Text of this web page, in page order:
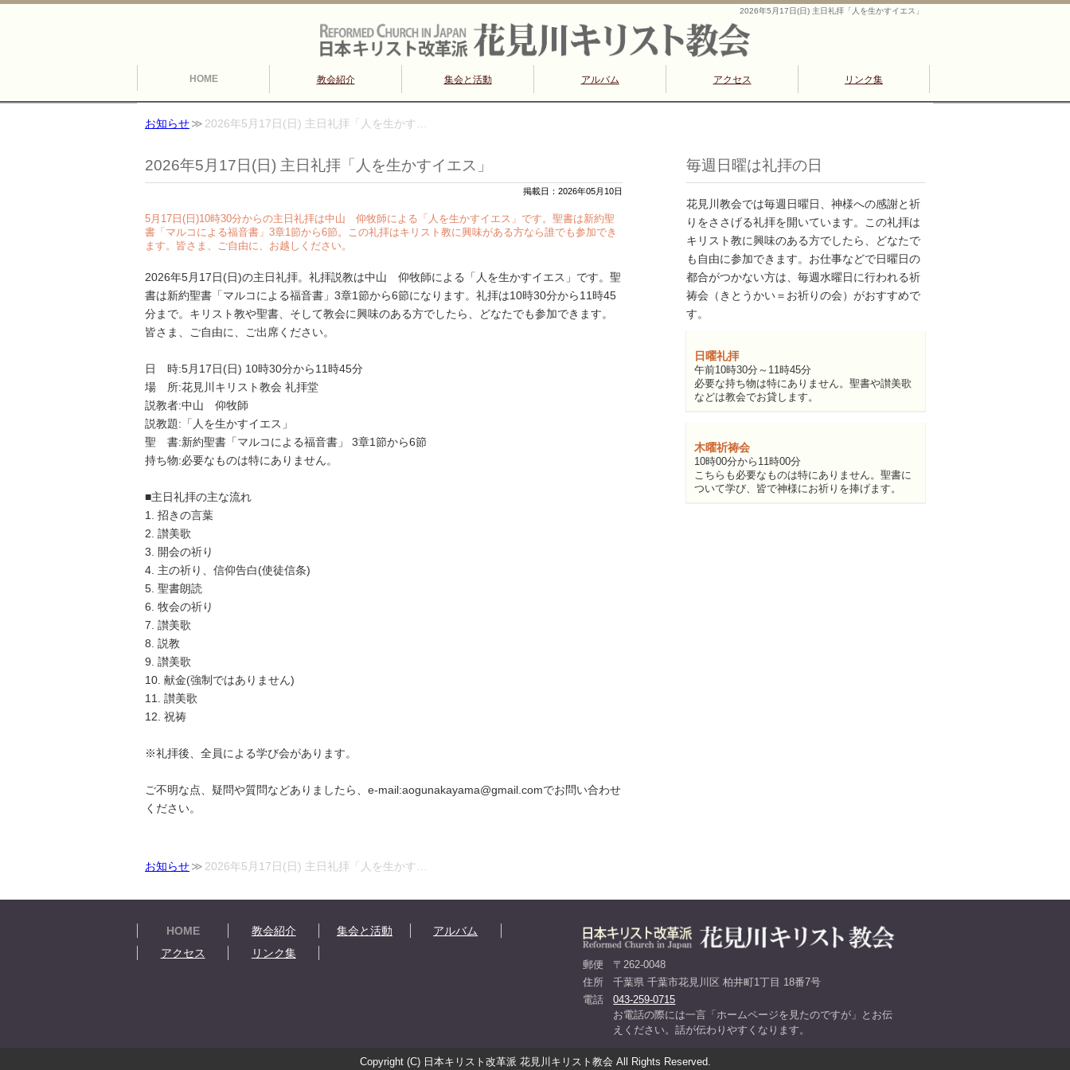
2026年5月17日(日) 主日礼拝「人を生かすイエス」
HOME 教会紹介 集会と活動 アルバム アクセス リンク集
お知らせ 2026年5月17日(日) 主日礼拝「人を生かす…
2026年5月17日(日) 主日礼拝「人を生かすイエス」
掲載日：2026年05月10日
5月17日(日)10時30分からの主日礼拝は中山 仰牧師による「人を生かすイエス」です。聖書は新約聖
書「マルコによる福音書」3章1節から6節。この礼拝はキリスト教に興味がある方なら誰でも参加でき
ます。皆さま、ご自由に、お越しください。
2026年5月17日(日)の主日礼拝。礼拝説教は中山 仰牧師による「人を生かすイエス」です。聖
書は新約聖書「マルコによる福音書」3章1節から6節になります。礼拝は10時30分から11時45
分まで。キリスト教や聖書、そして教会に興味のある方でしたら、どなたでも参加できます。
皆さま、ご自由に、ご出席ください。
日 時:5月17日(日) 10時30分から11時45分
場 所:花見川キリスト教会 礼拝堂
説教者:中山 仰牧師
説教題:「人を生かすイエス」
聖 書:新約聖書「マルコによる福音書」 3章1節から6節
持ち物:必要なものは特にありません。
■主日礼拝の主な流れ
1. 招きの言葉
2. 讃美歌
3. 開会の祈り
4. 主の祈り、信仰告白(使徒信条)
5. 聖書朗読
6. 牧会の祈り
7. 讃美歌
8. 説教
9. 讃美歌
10. 献金(強制ではありません)
11. 讃美歌
12. 祝祷
※礼拝後、全員による学び会があります。
ご不明な点、疑問や質問などありましたら、e-mail:aogunakayama@gmail.comでお問い合わせ
ください。
毎週日曜は礼拝の日
花見川教会では毎週日曜日、神様への感謝と祈
りをささげる礼拝を開いています。この礼拝は
キリスト教に興味のある方でしたら、どなたで
も自由に参加できます。お仕事などで日曜日の
都合がつかない方は、毎週水曜日に行われる祈
祷会（きとうかい＝お祈りの会）がおすすめで
す。
日曜礼拝
午前10時30分～11時45分
必要な持ち物は特にありません。聖書や讃美歌
などは教会でお貸します。
木曜祈祷会
10時00分から11時00分
こちらも必要なものは特にありません。聖書に
ついて学び、皆で神様にお祈りを捧げます。
お知らせ 2026年5月17日(日) 主日礼拝「人を生かす…
HOME 教会紹介 集会と活動
アルバム
アクセス
リンク集
郵便
〒262-0048
住所
千葉県 千葉市花見川区 柏井町1丁目 18番7号
電話
043-259-0715
お電話の際には一言「ホームページを見たのですが」とお伝
えください。話が伝わりやすくなります。
Copyright (C) 日本キリスト改革派 花見川キリスト教会 All Rights Reserved.